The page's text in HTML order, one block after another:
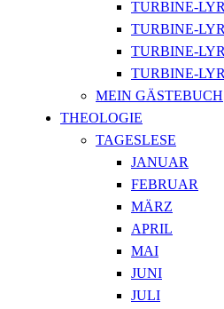
TURBINE-
TURBINE-
TURBINE-
TURBINE-
MEIN GÄSTEBUCH
THEOLOGIE
TAGESLESE
JANUAR
FEBRUAR
MÄRZ
APRIL
MAI
JUNI
JULI